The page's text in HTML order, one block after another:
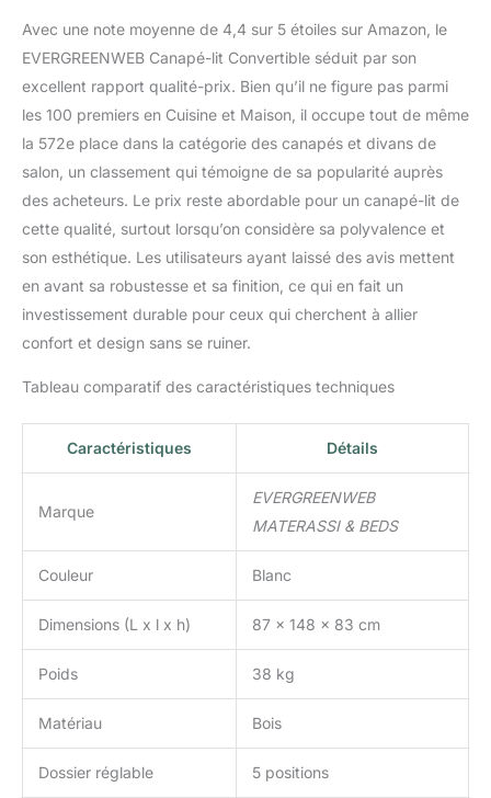
Avec une note moyenne de 4,4 sur 5 étoiles sur Amazon, le
EVERGREENWEB Canapé-lit Convertible séduit par son
excellent rapport qualité-prix. Bien qu’il ne figure pas parmi
les 100 premiers en Cuisine et Maison, il occupe tout de même
la 572e place dans la catégorie des canapés et divans de
salon, un classement qui témoigne de sa popularité auprès
des acheteurs. Le prix reste abordable pour un canapé-lit de
cette qualité, surtout lorsqu’on considère sa polyvalence et
son esthétique. Les utilisateurs ayant laissé des avis mettent
en avant sa robustesse et sa finition, ce qui en fait un
investissement durable pour ceux qui cherchent à allier
confort et design sans se ruiner.
Tableau comparatif des caractéristiques techniques
Caractéristiques Détails
Marque
EVERGREENWEB
MATERASSI & BEDS
Couleur Blanc
Dimensions (L x l x h) 87 x 148 x 83 cm
Poids 38 kg
Matériau Bois
Dossier réglable 5 positions